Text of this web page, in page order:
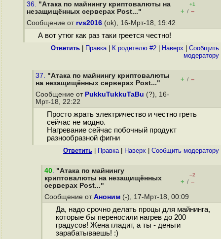
36. "Атака по майнингу криптовалюты на
незащищённых серверах Post..."
+1
+ / –
Сообщение от rvs2016 (ok), 16-Мрт-18, 19:42
А вот утюг как раз таки греется честно!
Ответить Правка| К родителю #2 Наверх
Cообщить
модератору
37. "Атака по майнингу криптовалюты
на незащищённых серверах Post..."
+ / –
Сообщение от PukkuTukkuTaBu (?), 16-
Мрт-18, 22:22
Просто жрать электричество и честно греть
сейчас не модно.
Нагревание сейчас побочный продукт
разнообразной фигни
Ответить Правка| Наверх Cообщить модератору
40. "Атака по майнингу
криптовалюты на незащищённых
серверах Post..."
–2
+ / –
Сообщение от Аноним (-), 17-Мрт-18, 00:09
Да, надо срочно делать процы для майнинга,
которые бы переносили нагрев до 200
градусов! Жена гладит, а ты - деньги
зарабатываешь! :)